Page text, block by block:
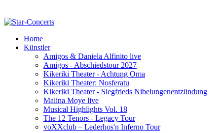
Home
Künstler
Amigos & Daniela Alfinito live
Amigos - Abschiedstour 2027
Kikeriki Theater - Achtung Oma
Kikeriki Theater: Nosferatu
Kikeriki Theater - Siegfrieds Nibelungenentzündung
Malina Moye live
Musical Highlights Vol. 18
The 12 Tenors - Legacy Tour
voXXclub – Lederhos'n Inferno Tour